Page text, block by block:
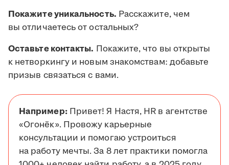
Покажите уникальность. Расскажите, чем
вы отличаетесь от остальных?
Оставьте контакты. Покажите, что вы открыты
к нетворкингу и новым знакомствам: добавьте
призыв связаться с вами.
Например:Привет! Я Настя, HR в агентстве
«Огонёк». Провожу карьерные
консультации и помогаю устроиться
на работу мечты. За 8 лет практики помогла